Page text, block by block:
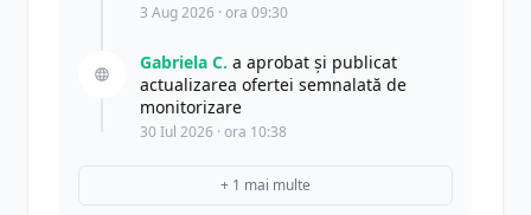
3 Aug 2026 · ora 09:30
Gabriela C. a aprobat și publicat
actualizarea ofertei semnalată de
monitorizare
30 Iul 2026 · ora 10:38
+ 1 mai multe